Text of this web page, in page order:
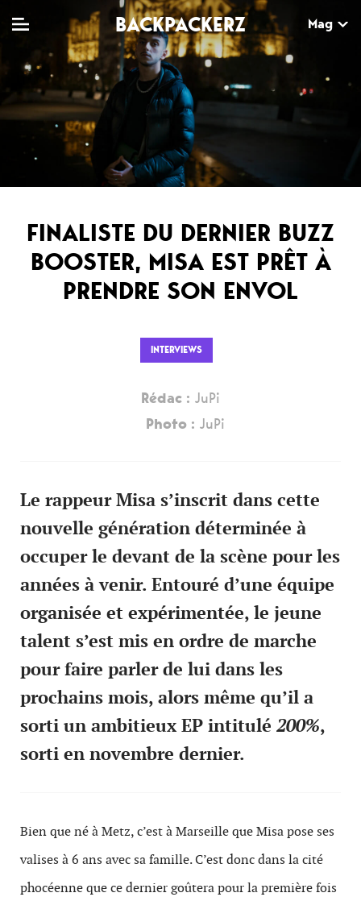
BACKPACKERZ Mag
TV
Clips
Web-séries
MAG
Dossiers
Tops
Chroniques
Sorties
AGENDA
FINALISTE DU DERNIER BUZZ
BOOSTER, MISA EST PRÊT À
PRENDRE SON ENVOL
INTERVIEWS
Rédac : JuPi
Photo : JuPi
Le rappeurMisa s’inscrit dans cette
nouvelle génération déterminée à
occuper le devant de la scène pour les
années à venir. Entouré d’une équipe
organisée et expérimentée, le jeune
talent s’est mis en ordre de marche
pour faire parler de lui dans les
prochains mois, alors même qu’il a
sorti un ambitieux EP intitulé 200%,
sorti en novembre dernier.
Bien que né à Metz, c’est à Marseille que Misa pose ses
valises à 6 ans avec sa famille. C’est donc dans la cité
phocéenne que ce dernier goûtera pour la première fois